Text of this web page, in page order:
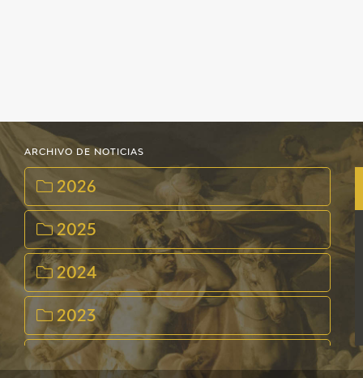
ARCHIVO DE NOTICIAS
2026
2025
2024
2023
2022